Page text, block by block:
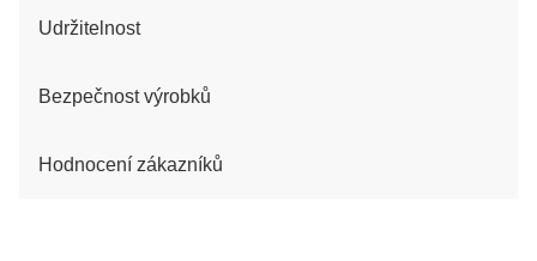
Udržitelnost
Bezpečnost výrobků
Hodnocení zákazníků